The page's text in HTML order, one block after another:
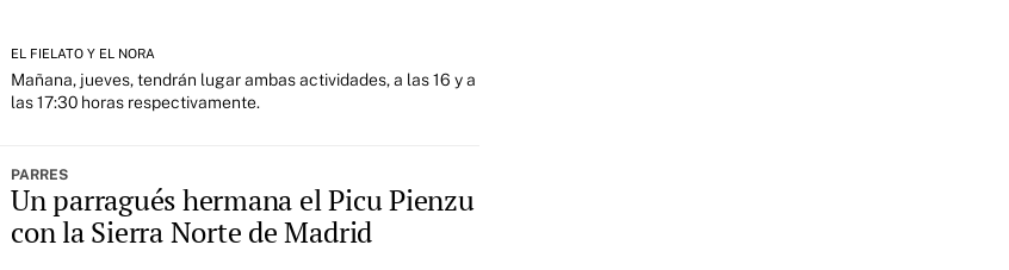
EL FIELATO Y EL NORA
Mañana, jueves, tendrán lugar ambas actividades, a las 16 y a
las 17:30 horas respectivamente.
PARRES
Un parragués hermana el Picu Pienzu
con la Sierra Norte de Madrid